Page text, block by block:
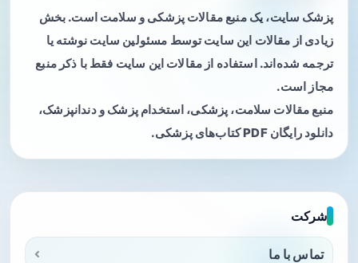
پزشک سایت، یک منبع مقالات پزشکی و سلامت است. بخش
زیادی از مقالات این سایت توسط مسئولین سایت نوشته یا
ترجمه شده‌اند. استفاده از مقالات این سایت فقط با ذکر منبع
مجاز است.
منبع مقالات سلامت، پزشکی، استخدام پزشک و دندانپزشک،
دانلود رایگان PDF کتاب‌های پزشکی.
شرکت
تماس با ما